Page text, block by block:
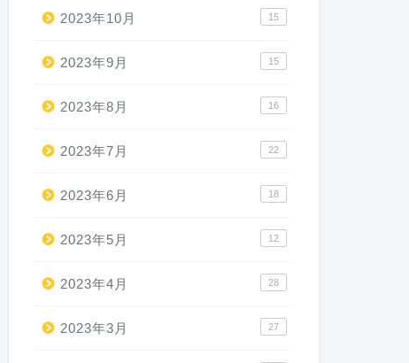
2023年10月 15
2023年9月 15
2023年8月 16
2023年7月 22
2023年6月 18
2023年5月 12
2023年4月 28
2023年3月 27